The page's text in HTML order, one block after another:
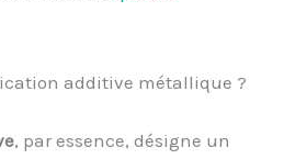
additive métallique ?
, par essence, désigne un